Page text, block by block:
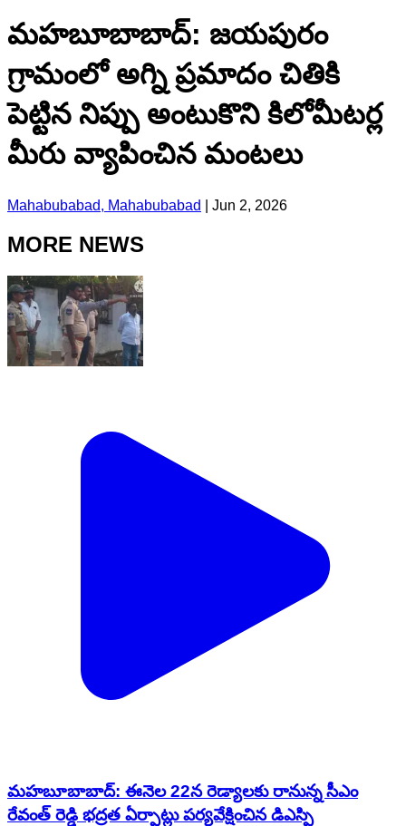
మహబూబాబాద్: జయపురం
గ్రామంలో అగ్ని ప్రమాదం చితికి
పెట్టిన నిప్పు అంటుకొని కిలోమీటర్ల
మీరు వ్యాపించిన మంటలు
Mahabubabad, Mahabubabad Jun 2, 2026
MORE NEWS
మహబూబాబాద్: ఈనెల 22న రెడ్యాలకు రానున్న సీఎం
రేవంత్ రెడ్డి భద్రత ఏర్పాట్లు పర్యవేక్షించిన డిఎస్పి